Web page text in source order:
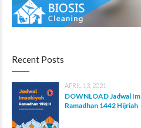
Recent Posts
APRIL 13, 2021
DOWNLOAD Jadwal
Ramadhan 1442 Hijriah